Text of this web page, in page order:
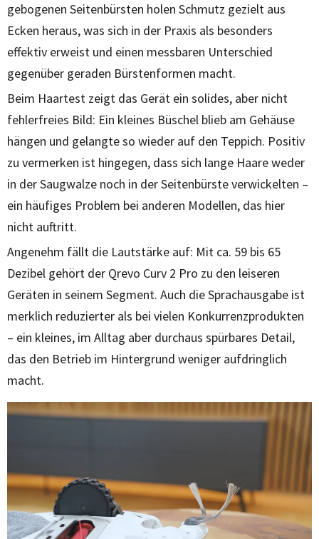
gebogenen Seitenbürsten holen Schmutz gezielt aus
Ecken heraus, was sich in der Praxis als besonders
effektiv erweist und einen messbaren Unterschied
gegenüber geraden Bürstenformen macht.
Beim Haartest zeigt das Gerät ein solides, aber nicht
fehlerfreies Bild: Ein kleines Büschel blieb am Gehäuse
hängen und gelangte so wieder auf den Teppich. Positiv
zu vermerken ist hingegen, dass sich lange Haare weder
in der Saugwalze noch in der Seitenbürste verwickelten –
ein häufiges Problem bei anderen Modellen, das hier
nicht auftritt.
Angenehm fällt die Lautstärke auf: Mit ca. 59 bis 65
Dezibel gehört der Qrevo Curv 2 Pro zu den leiseren
Geräten in seinem Segment. Auch die Sprachausgabe ist
merklich reduzierter als bei vielen Konkurrenzprodukten
– ein kleines, im Alltag aber durchaus spürbares Detail,
das den Betrieb im Hintergrund weniger aufdringlich
macht.